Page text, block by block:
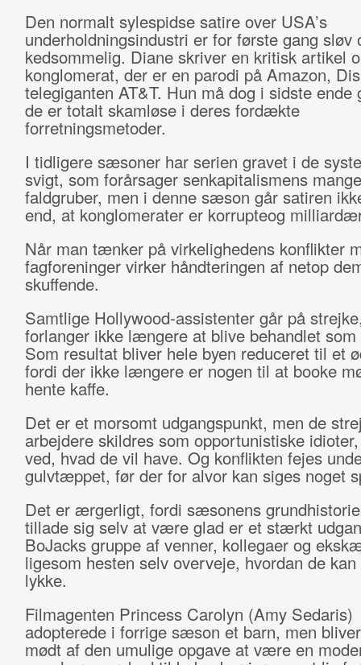
Den normalt sylespidse satire over USA’s
underholdningsindustri er for første gang sløv
kedsommelig. Diane skriver en kritisk artikel
konglomerat, der er en parodi på Amazon,
telegiganten AT&T. Hun må dog i sidste ende
de er totalt skamløse i deres fordækte
forretningsmetoder.
I tidligere sæsoner har serien gravet i de
svigt, som forårsager senkapitalismens mange
faldgruber, men i denne sæson går satiren
end, at konglomerater er korrupteog
Når man tænker på virkelighedens konflikter
fagforeninger virker håndteringen af netop
skuffende.
Samtlige Hollywood-assistenter går på
forlanger ikke længere at blive behandlet som
Som resultat bliver hele byen reduceret til et
fordi der ikke længere er nogen til at booke
hente kaffe.
Det er et morsomt udgangspunkt, men de
arbejdere skildres som opportunistiske
ved, hvad de vil have. Og konflikten fejes
gulvtæppet, før der for alvor kan siges noget
Det er ærgerligt, fordi sæsonens
tillade sig selv at være glad er et stærkt
BoJacks gruppe af venner, kollegaer og
ligesom hesten selv overveje, hvordan de
lykke.
Filmagenten Princess Carolyn (Amy Sedaris)
adopterede i forrige sæson et barn, men
mødt af den umulige opgave at være en